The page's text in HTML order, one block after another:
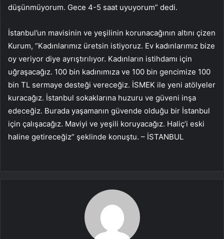
düşünmüyorum. Gece 4-5 saat uyuyorum” dedi.
İstanbul’un mavisinin ve yeşilinin korunacağının altını çizen
Kurum, “Kadınlarımız üretsin istiyoruz. Ev kadınlarımız bize
oy veriyor diye ayrıştırılıyor. Kadınların istihdamı için
uğraşacağız. 100 bin kadınımıza ve 100 bin gencimize 100
bin TL sermaye desteği vereceğiz. İSMEK ile yeni atölyeler
kuracağız. İstanbul sokaklarına huzuru ve güveni inşa
edeceğiz. Burada yaşamanın güvende olduğu bir İstanbul
için çalışacağız. Maviyi ve yeşili koruyacağız. Haliç’i eski
haline getireceğiz” şeklinde konuştu. – İSTANBUL